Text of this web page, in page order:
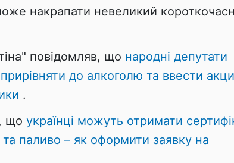
накрапати невеликий
повідомляв, що народні депутати
до алкоголю та ввести
.
що українці можуть отримати
паливо – як оформити заявку на